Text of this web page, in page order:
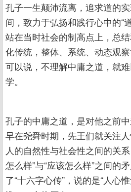
孔子一生颠沛流离，追求道的
间，致力于弘扬和践行心中的“
站在当时社会的制高点上，总
化传统，整体、系统、动态观察
可以说，不理解中庸之道，就
学。
孔子的中庸之道，是对他之前中
早在尧舜时期，先王们就关注
人的自然性与社会性之间的关
怎么样”与“应该怎么样”之间的
了“十六字心传”，说的是“人心